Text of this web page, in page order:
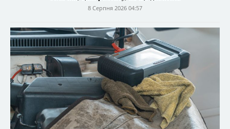
8 Серпня 2026 04:57